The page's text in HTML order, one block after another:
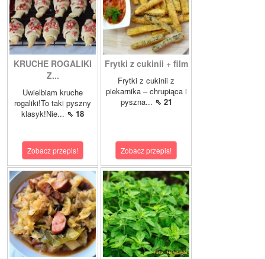
KRUCHE ROGALIKI
Z...
Uwielbiam kruche
rogaliki!To taki pyszny
klasyk!Nie... ⇖ 18
Zobacz przepis!
Frytki z cukinii + film
Frytki z cukinii z
piekarnika – chrupiąca i
pyszna... ⇖ 21
Zobacz przepis!